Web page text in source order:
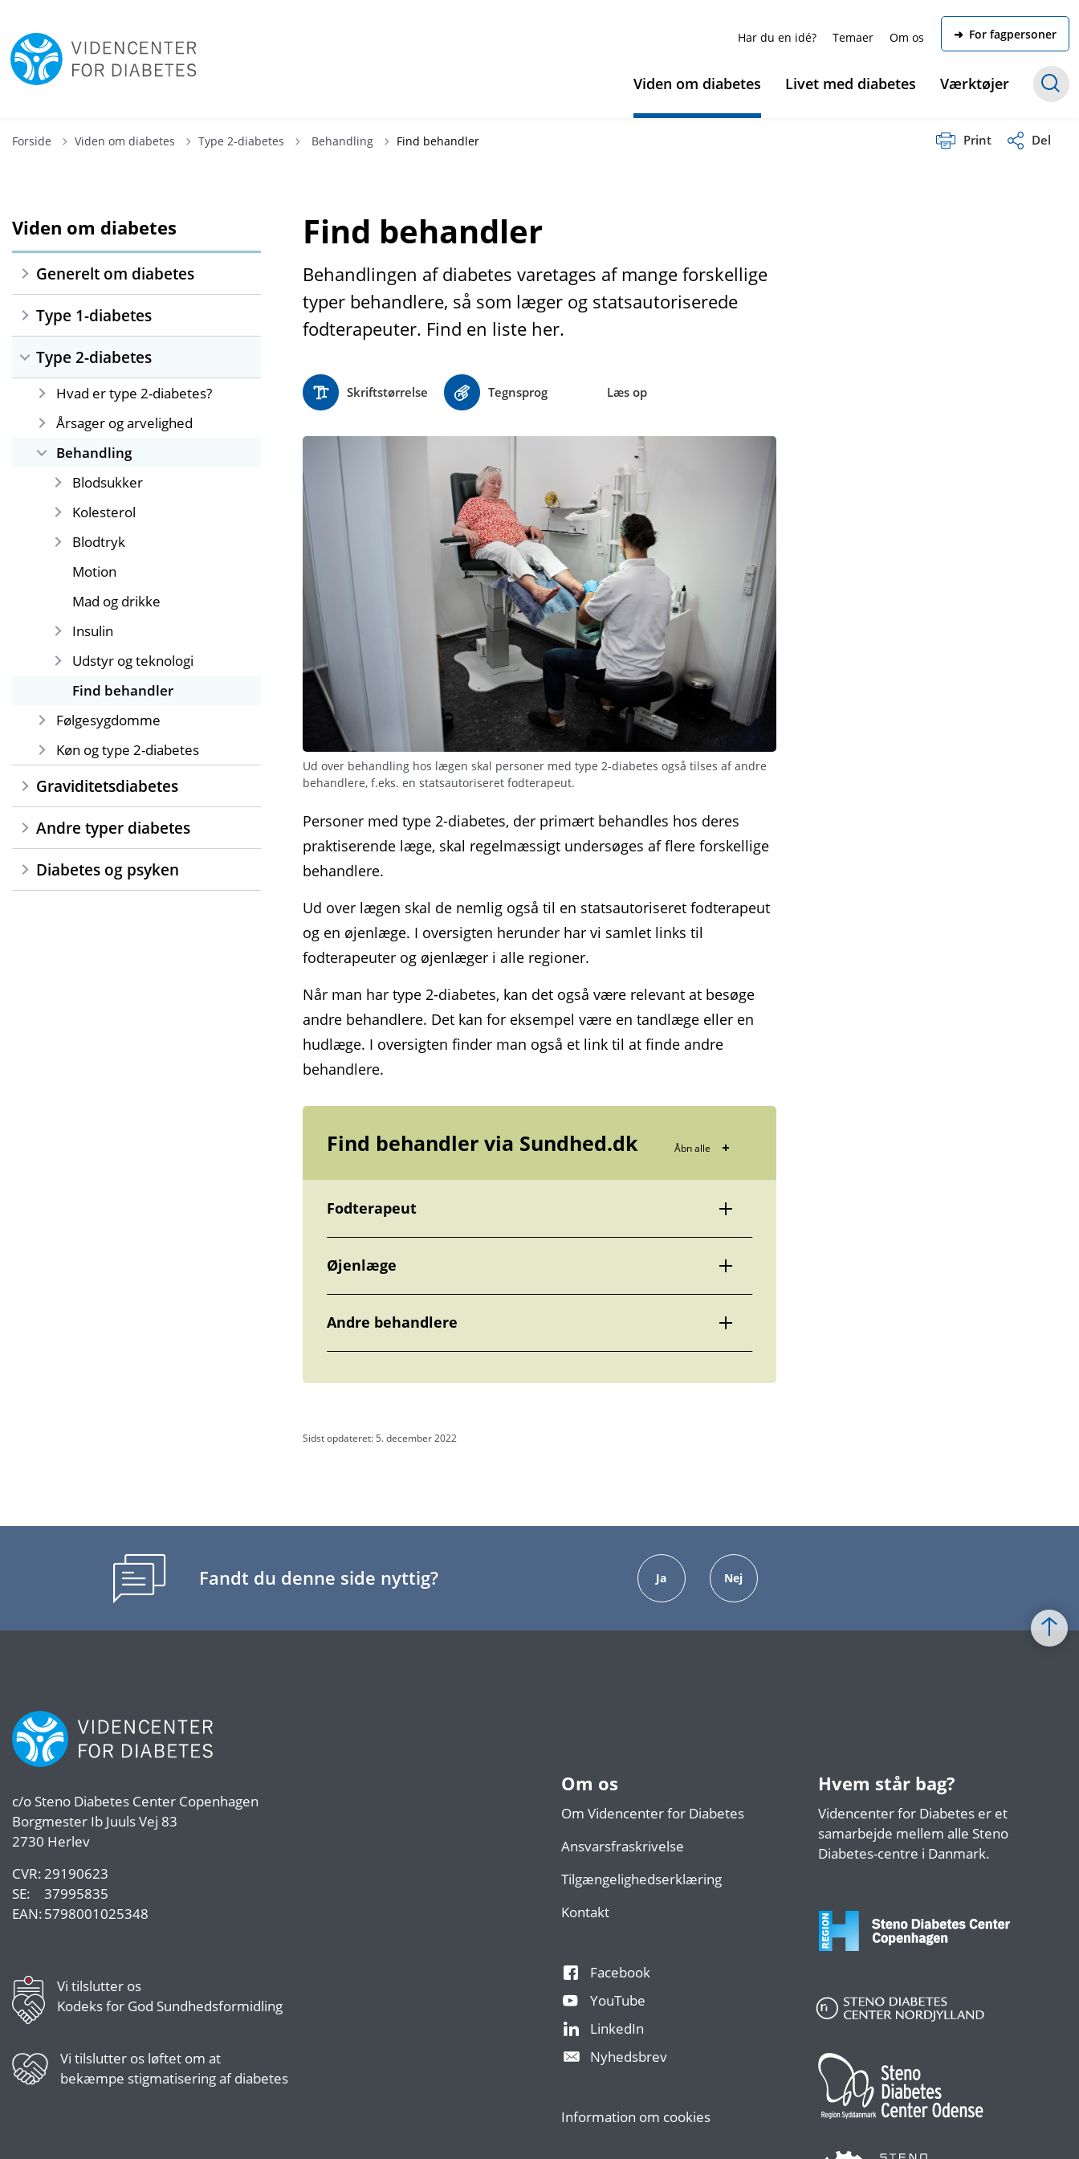
Har du en idé? Temaer Om os ➜ For fagpersoner
Viden om diabetes Livet med diabetes Værktøjer
Forside Viden om diabetes Type 2-diabetes Tilbage til
Behandling Find behandler Print Del
Viden om diabetes
Generelt om diabetes
Type 1-diabetes
Type 2-diabetes
Hvad er type 2-diabetes?
Årsager og arvelighed
Behandling
Blodsukker
Kolesterol
Blodtryk
Motion
Mad og drikke
Insulin
Udstyr og teknologi
Find behandler
Følgesygdomme
Køn og type 2-diabetes
Graviditetsdiabetes
Andre typer diabetes
Diabetes og psyken
Find behandler
Behandlingen af diabetes varetages af mange forskellige
typer behandlere, så som læger og statsautoriserede
fodterapeuter. Find en liste her.
Skriftstørrelse Tegnsprog Læs op
Ud over behandling hos lægen skal personer med type 2-diabetes også tilses af andre
behandlere, f.eks. en statsautoriseret fodterapeut.
Personer med type 2-diabetes, der primært behandles hos deres
praktiserende læge, skal regelmæssigt undersøges af flere forskellige
behandlere.
Ud over lægen skal de nemlig også til en statsautoriseret fodterapeut
og en øjenlæge. I oversigten herunder har vi samlet links til
fodterapeuter og øjenlæger i alle regioner.
Når man har type 2-diabetes, kan det også være relevant at besøge
andre behandlere. Det kan for eksempel være en tandlæge eller en
hudlæge. I oversigten finder man også et link til at finde andre
behandlere.
Find behandler via Sundhed.dk Åbn alle
Fodterapeut
Øjenlæge
Andre behandlere
Sidst opdateret: 5. december 2022
Fandt du denne side nyttig? Ja Nej
c/o Steno Diabetes Center Copenhagen
Borgmester Ib Juuls Vej 83
2730 Herlev
CVR:29190623
SE:
37995835
EAN:5798001025348
Vi tilslutter os
Kodeks for God Sundhedsformidling
Vi tilslutter os løftet om at
bekæmpe stigmatisering af diabetes
Om os
Om Videncenter for Diabetes
Ansvarsfraskrivelse
Tilgængelighedserklæring
Kontakt
Facebook
YouTube
LinkedIn
Nyhedsbrev
Information om cookies
Hvem står bag?
Videncenter for Diabetes er et
samarbejde mellem alle Steno
Diabetes-centre i Danmark.